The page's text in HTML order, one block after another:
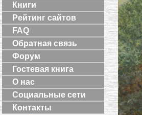
Книги
Рейтинг сайтов
FAQ
Обратная связь
Форум
Гостевая книга
О нас
Социальные сети
Контакты